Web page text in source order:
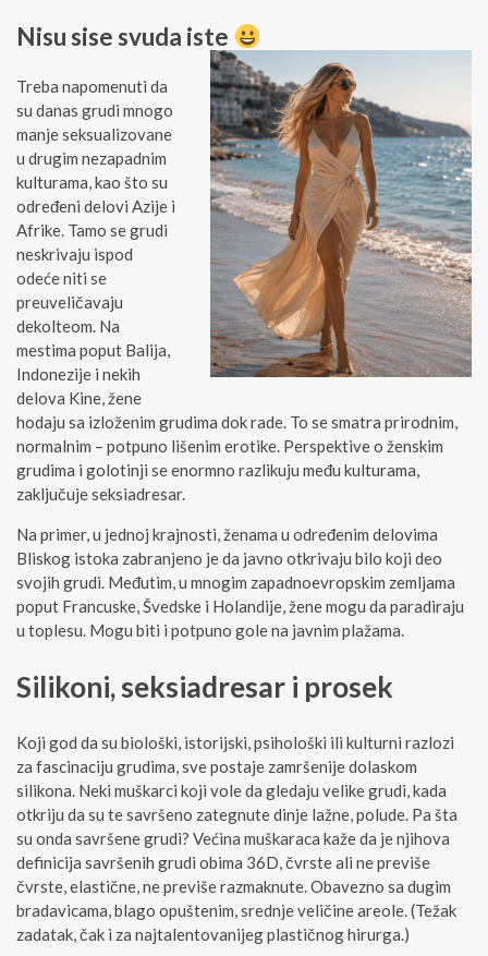
Nisu sise svuda iste
Treba napomenuti da
su danas grudi mnogo
manje seksualizovane
u drugim nezapadnim
kulturama, kao što su
određeni delovi Azije i
Afrike. Tamo se grudi
neskrivaju ispod
odeće niti se
preuveličavaju
dekolteom. Na
mestima poput Balija,
Indonezije i nekih
delova Kine, žene
hodaju sa izloženim grudima dok rade. To se smatra prirodnim,
normalnim – potpuno lišenim erotike. Perspektive o ženskim
grudima i golotinji se enormno razlikuju među kulturama,
zaključuje seksiadresar.
Na primer, u jednoj krajnosti, ženama u određenim delovima
Bliskog istoka zabranjeno je da javno otkrivaju bilo koji deo
svojih grudi. Međutim, u mnogim zapadnoevropskim zemljama
poput Francuske, Švedske i Holandije, žene mogu da paradiraju
u toplesu. Mogu biti i potpuno gole na javnim plažama.
Silikoni, seksiadresar i prosek
Koji god da su biološki, istorijski, psihološki ili kulturni razlozi
za fascinaciju grudima, sve postaje zamršenije dolaskom
silikona. Neki muškarci koji vole da gledaju velike grudi, kada
otkriju da su te savršeno zategnute dinje lažne, polude. Pa šta
su onda savršene grudi? Većina muškaraca kaže da je njihova
definicija savršenih grudi obima 36D, čvrste ali ne previše
čvrste, elastične, ne previše razmaknute. Obavezno sa dugim
bradavicama, blago opuštenim, srednje veličine areole. (Težak
zadatak, čak i za najtalentovanijeg plastičnog hirurga.)